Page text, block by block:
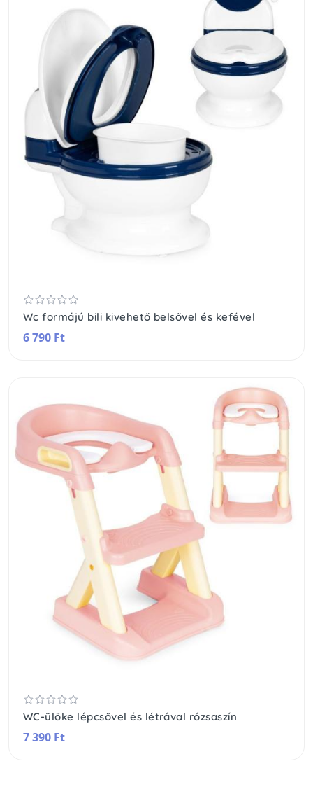
Wc formájú bili kivehető belsővel és kefével
6 790 Ft
WC-ülőke lépcsővel és létrával rózsaszín
7 390 Ft